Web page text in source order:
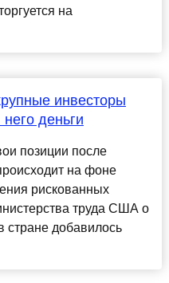
на
инвесторы
деньги
позиции после
на фоне
рискованных
труда США о
стране добавилось